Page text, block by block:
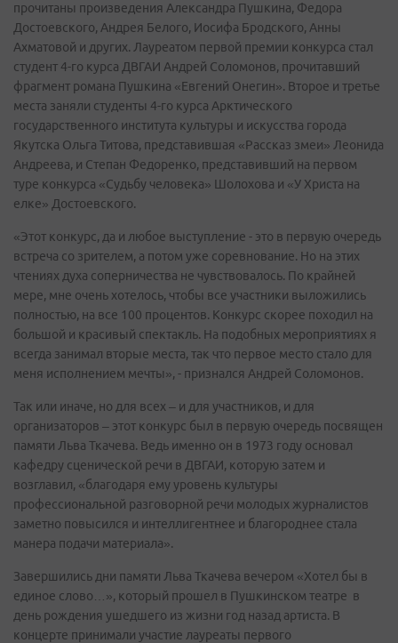
прочитаны произведения Александра Пушкина, Федора
Достоевского, Андрея Белого, Иосифа Бродского, Анны
Ахматовой и других. Лауреатом первой премии конкурса стал
студент 4-го курса ДВГАИ Андрей Соломонов, прочитавший
фрагмент романа Пушкина «Евгений Онегин». Второе и третье
места заняли студенты 4-го курса Арктического
государственного института культуры и искусства города
Якутска Ольга Титова, представившая «Рассказ змеи» Леонида
Андреева, и Степан Федоренко, представивший на первом
туре конкурса «Судьбу человека» Шолохова и «У Христа на
елке» Достоевского.
«Этот конкурс, да и любое выступление - это в первую очередь
встреча со зрителем, а потом уже соревнование. Но на этих
чтениях духа соперничества не чувствовалось. По крайней
мере, мне очень хотелось, чтобы все участники выложились
полностью, на все 100 процентов. Конкурс скорее походил на
большой и красивый спектакль. На подобных мероприятиях я
всегда занимал вторые места, так что первое место стало для
меня исполнением мечты», - признался Андрей Соломонов.
Так или иначе, но для всех – и для участников, и для
организаторов – этот конкурс был в первую очередь посвящен
памяти Льва Ткачева. Ведь именно он в 1973 году основал
кафедру сценической речи в ДВГАИ, которую затем и
возглавил, «благодаря ему уровень культуры
профессиональной разговорной речи молодых журналистов
заметно повысился и интеллигентнее и благороднее стала
манера подачи материала».
Завершились дни памяти Льва Ткачева вечером «Хотел бы в
единое слово…», который прошел в Пушкинском театре в
день рождения ушедшего из жизни год назад артиста. В
концерте принимали участие лауреаты первого